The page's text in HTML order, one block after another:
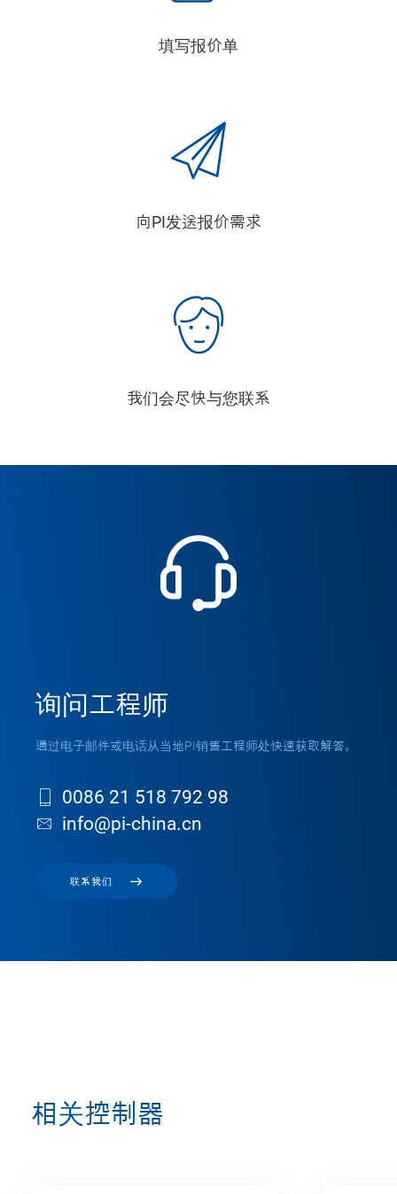
填写报价单
向PI发送报价需求
我们会尽快与您联系
询问工程师
通过电子邮件或电话从当地PI销售工程师处快速获取解答。
0086 21 518 792 98
info@pi-china.cn
联系我们
相关控制器